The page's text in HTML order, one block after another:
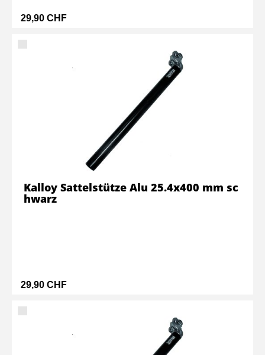
29,90 CHF
29,90 CHF
Kalloy Sattelstütze Alu 25.4x400 mm sc
hwarz